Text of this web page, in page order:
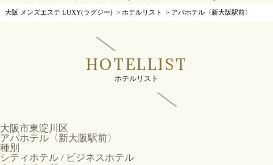
大阪 メンズエステ LUXY(ラグジー) > ホテルリスト > アパホテル〈新大阪駅前〉
HOTELLIST
ホテルリスト
大阪市東淀川区
アパホテル〈新大阪駅前〉
種別
シティホテル / ビジネスホテル